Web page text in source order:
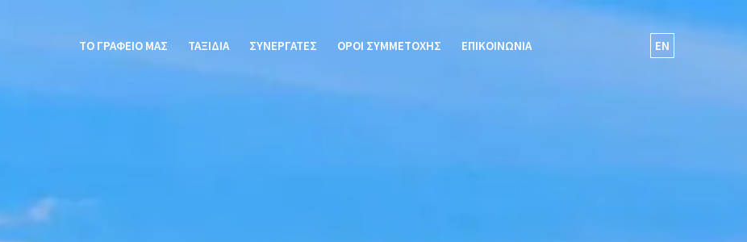
ΤΟ ΓΡΑΦΕΙΟ ΜΑΣ ΤΑΞΙΔΙΑ ΣΥΝΕΡΓΑΤΕΣ ΟΡΟΙ ΣΥΜΜΕΤΟΧΗΣ ΕΠΙΚΟΙΝΩΝΙΑ EN